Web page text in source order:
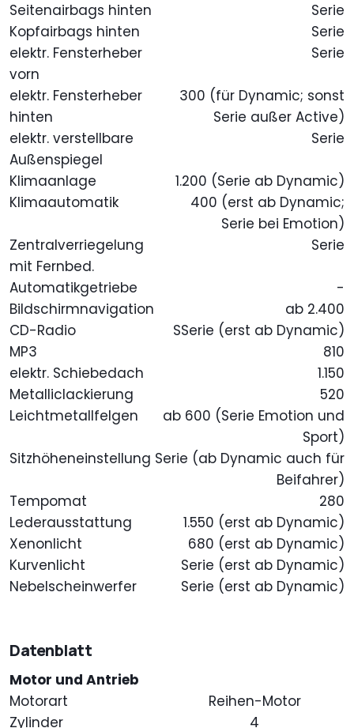
Seitenairbags hinten
Serie
Kopfairbags hinten
Serie
elektr. Fensterheber
vorn
Serie
elektr. Fensterheber
hinten
300 (für Dynamic; sonst
Serie außer Active)
elektr. verstellbare
Außenspiegel
Serie
Klimaanlage
1.200 (Serie ab Dynamic)
Klimaautomatik
400 (erst ab Dynamic;
Serie bei Emotion)
Zentralverriegelung
mit Fernbed.
Serie
Automatikgetriebe
-
Bildschirmnavigation
ab 2.400
CD-Radio
SSerie (erst ab Dynamic)
MP3
810
elektr. Schiebedach
1.150
Metalliclackierung
520
Leichtmetallfelgen
ab 600 (Serie Emotion und
Sport)
Sitzhöheneinstellung Serie (ab Dynamic auch für
Beifahrer)
Tempomat
280
Lederausstattung
1.550 (erst ab Dynamic)
Xenonlicht
680 (erst ab Dynamic)
Kurvenlicht
Serie (erst ab Dynamic)
Nebelscheinwerfer
Serie (erst ab Dynamic)
Datenblatt
Motor und Antrieb
Motorart
Reihen-Motor
Zylinder
4